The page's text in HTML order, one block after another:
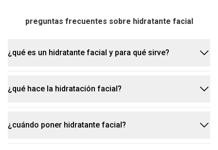
preguntas frecuentes sobre hidratante facial
¿qué es un hidratante facial y para qué sirve?
un hidratante facial es un producto cosmético
diseñado para reponer la humedad natural de la piel
hidratada, suave y flexible.
¿qué hace la hidratación facial?
la hidratación facial ayuda a mantener la piel sana
y radiante. al hidratar la piel de la cara, los
¿cuándo poner hidratante facial?